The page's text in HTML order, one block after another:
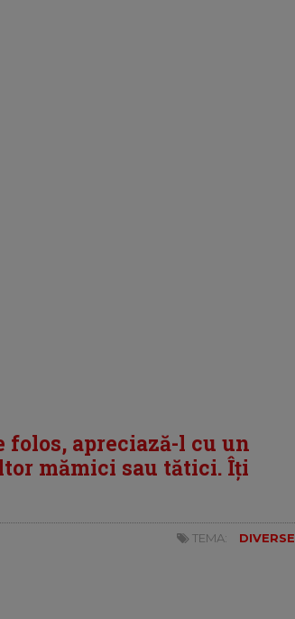
apreciază-l cu un
mămici sau tătici. Îți
TEMA: DIVERSE